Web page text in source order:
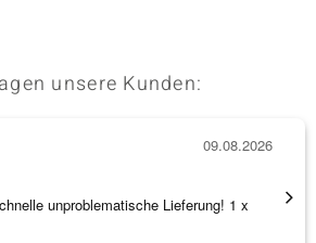
unsere Kunden:
unproblematische Lieferung! 1 x
09.08.2026